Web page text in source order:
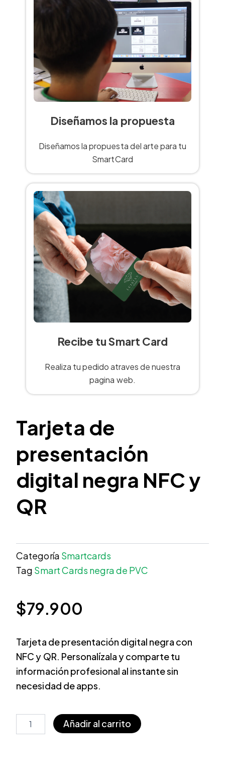
Diseñamos la propuesta
Diseñamos la propuesta del arte para tu
SmartCard
Recibe tu Smart Card
Realiza tu pedido atraves de nuestra
pagina web.
Tarjeta de
presentación
digital negra NFC y
QR
Categoría Smartcards
Tag Smart Cards negra de PVC
$79.900
Tarjeta de presentación digital negra con
NFC y QR. Personalízala y comparte tu
información profesional al instante sin
necesidad de apps.
Añadir al carrito